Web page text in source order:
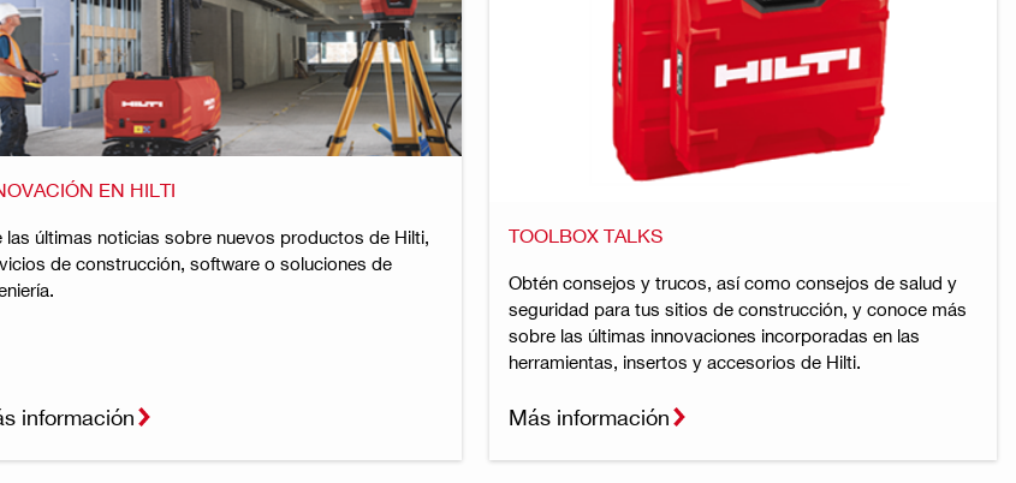
EN HILTI
las últimas noticias sobre nuevos productos de Hilti,
de construcción, software o soluciones de
información
TOOLBOX TALKS
Obtén consejos y trucos, así como consejos de salud y
seguridad para tus sitios de construcción, y conoce más
sobre las últimas innovaciones incorporadas en las
herramientas, insertos y accesorios de Hilti.
Más información